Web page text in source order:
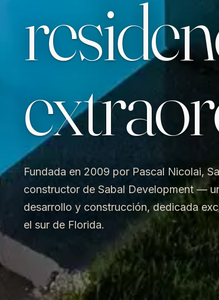
Fundada en 2009 por Pascal Nicolai,
constructor de Sabal Development —
desarrollo y construcción, dedicada
el sur de Florida.